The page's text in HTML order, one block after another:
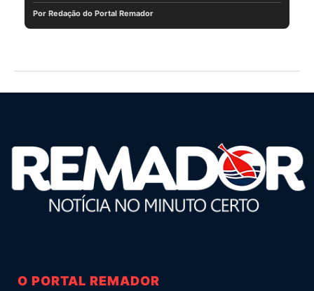
Por Redação do Portal Remador
O PORTAL REMADOR